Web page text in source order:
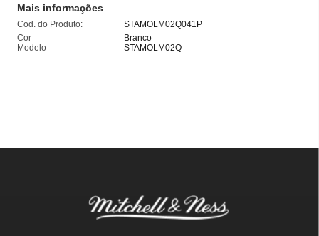
Mais informações
Cod. do Produto:
STAMOLM02Q041P
Cor
Branco
Modelo
STAMOLM02Q